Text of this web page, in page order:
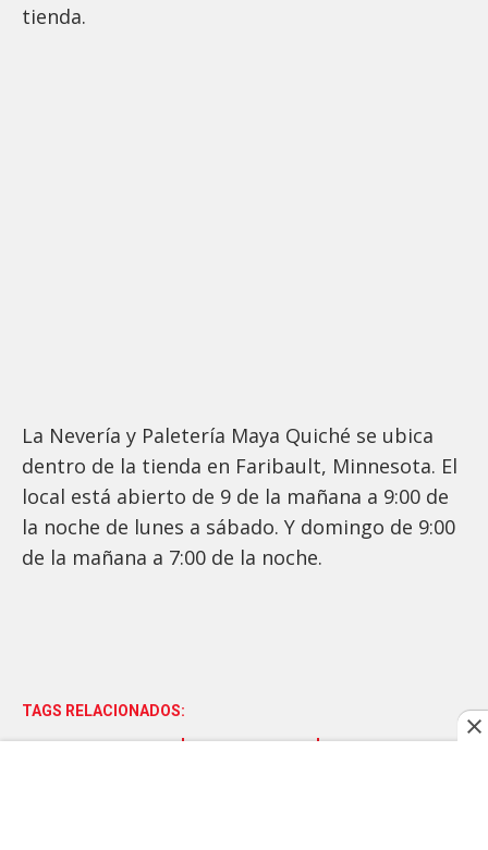
tienda.
La Nevería y Paletería Maya Quiché se ubica
dentro de la tienda en Faribault, Minnesota. El
local está abierto de 9 de la mañana a 9:00 de
la noche de lunes a sábado. Y domingo de 9:00
de la mañana a 7:00 de la noche.
TAGS RELACIONADOS: